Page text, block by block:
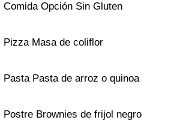
Comida Opción Sin Gluten
Pizza Masa de coliflor
Pasta Pasta de arroz o quinoa
Postre Brownies de frijol negro